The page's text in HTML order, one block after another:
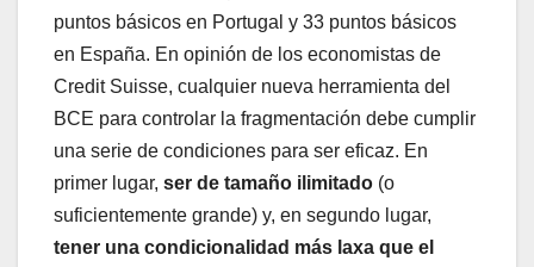
puntos básicos en Portugal y 33 puntos básicos
en España. En opinión de los economistas de
Credit Suisse, cualquier nueva herramienta del
BCE para controlar la fragmentación debe cumplir
una serie de condiciones para ser eficaz. En
primer lugar, ser de tamaño ilimitado (o
suficientemente grande) y, en segundo lugar,
tener una condicionalidad más laxa que el